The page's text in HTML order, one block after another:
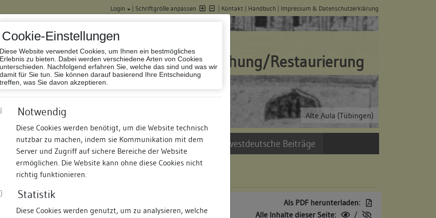
Cookie-Einstellungen
Diese Website verwendet Cookies, um Ihnen ein bestmögliches
Erlebnis zu bieten. Dabei werden verschiedene Arten von Cookies
unterschieden. Nachfolgend erfahren Sie, welche das sind und was wir
damit für Sie tun. Sie können darauf basierend Ihre Entscheidung
treffen, was Sie davon akzeptieren.
Notwendig
Diese Cookies werden benötigt, um die Website technisch
nutzbar zu machen, indem sie Kommunikation mit dem
Server und Zugriff auf sichere Bereiche der Website
ermöglichen. Die Website kann ohne diese Cookies nicht
richtig funktionieren.
Statistik
Diese Cookies werden genutzt, um zu analysieren, welche
Login | Schriftgröße anpassen | Kontakt | Handbuch | Impressum & Datenschutzerklärung
Alte Aula (Tübingen)
Datenbank Bauforschung/Restaurierung
Termine Suche Freie Bauforscher:innen Südwestdeutsche Beiträge
Als PDF herunterladen:
Alle Inhalte dieser Seite:
/